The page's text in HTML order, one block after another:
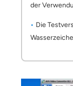
der
Die